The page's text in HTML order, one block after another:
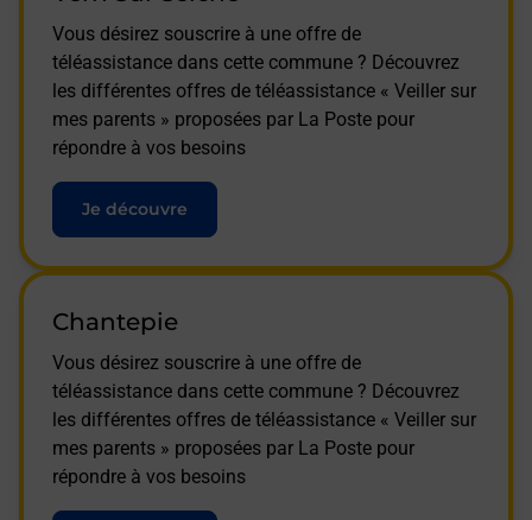
Vous désirez souscrire à une offre de
téléassistance dans cette commune ? Découvrez
les différentes offres de téléassistance « Veiller sur
mes parents » proposées par La Poste pour
répondre à vos besoins
Je découvre
Chantepie
Vous désirez souscrire à une offre de
téléassistance dans cette commune ? Découvrez
les différentes offres de téléassistance « Veiller sur
mes parents » proposées par La Poste pour
répondre à vos besoins